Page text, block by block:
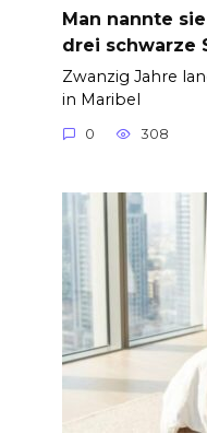
Man nannte
drei schwarze
Zwanzig Jahre
in Maribel
0 308